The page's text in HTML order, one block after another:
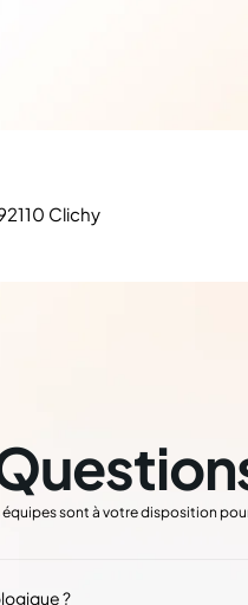
Clichy
équipes sont à votre disposition
?